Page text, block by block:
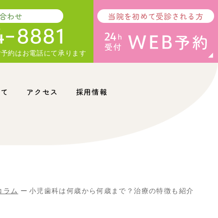
わせ
約はお電話にて承ります
当院を初めて受診される方
アクセス 採用情報
ラム 小児歯科は何歳から何歳まで？治療の特徴も紹介